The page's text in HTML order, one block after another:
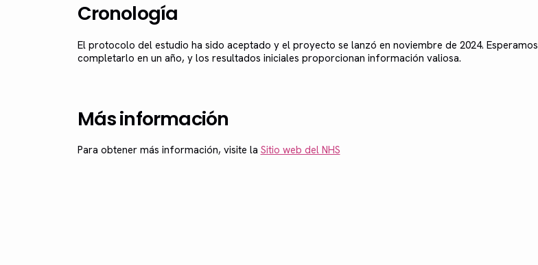
Cronología
El protocolo del estudio ha sido aceptado y el proyecto se lanzó en noviembre de 2024. Esperamos
completarlo en un año, y los resultados iniciales proporcionan información valiosa.
Más información
Para obtener más información, visite la Sitio web del NHS